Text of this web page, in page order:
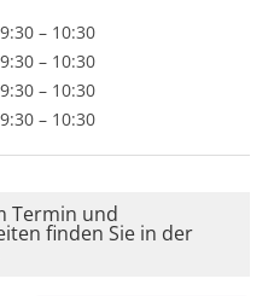
– 10:30
– 10:30
– 10:30
– 10:30
Termin und
finden Sie in der